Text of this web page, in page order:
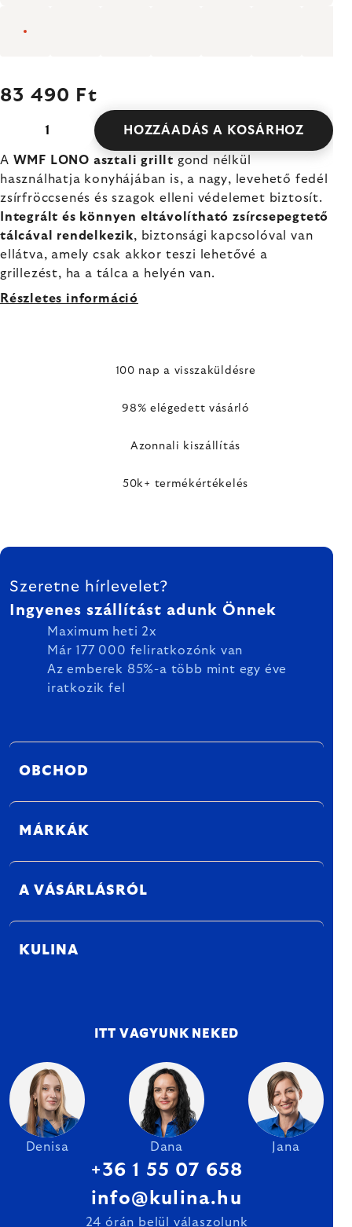
83 490 Ft
HOZZÁADÁS A KOSÁRHOZ
A WMF LONO asztali grillt gond nélkül
használhatja konyhájában is, a nagy, levehető fedél
zsírfröccsenés és szagok elleni védelemet biztosít.
Integrált és könnyen eltávolítható zsírcsepegtető
tálcával rendelkezik, biztonsági kapcsolóval van
ellátva, amely csak akkor teszi lehetővé a
grillezést, ha a tálca a helyén van.
Részletes információ
100 nap a visszaküldésre
98% elégedett vásárló
Azonnali kiszállítás
50k+ termékértékelés
LÁBLÉC
Szeretne hírlevelet?
Ingyenes szállítást adunk Önnek
Maximum heti 2x
Már 177 000 feliratkozónk van
Az emberek 85%-a több mint egy éve
iratkozik fel
OBCHOD
MÁRKÁK
A VÁSÁRLÁSRÓL
KULINA
ITT VAGYUNK NEKED
Denisa Dana Jana
+36 1 55 07 658
info@kulina.hu
24 órán belül válaszolunk